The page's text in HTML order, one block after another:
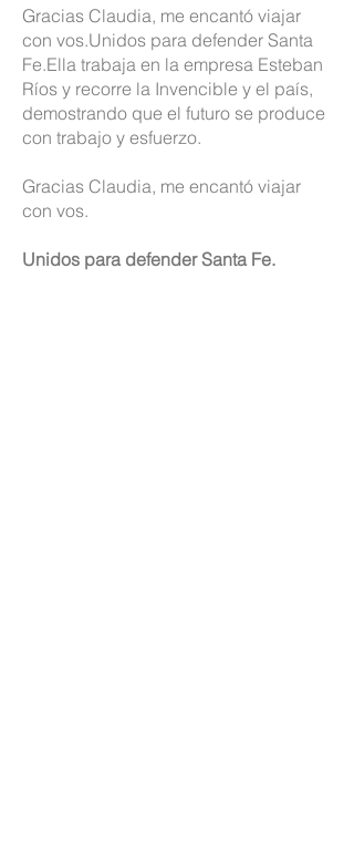
Gracias Claudia, me encantó viajar
con vos.Unidos para defender Santa
Fe.Ella trabaja en la empresa Esteban
Ríos y recorre la Invencible y el país,
demostrando que el futuro se produce
con trabajo y esfuerzo.
Gracias Claudia, me encantó viajar
con vos.
Unidos para defender Santa Fe.